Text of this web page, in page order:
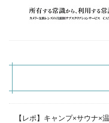
【レポ】キャンプ×サウナ×